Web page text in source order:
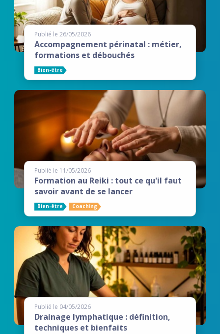
Publié le 26/05/2026
Accompagnement périnatal : métier,
formations et débouchés
Bien-être
Publié le 11/05/2026
Formation au Reiki : tout ce qu'il faut
savoir avant de se lancer
Bien-être Coaching
Publié le 04/05/2026
Drainage lymphatique : définition,
techniques et bienfaits